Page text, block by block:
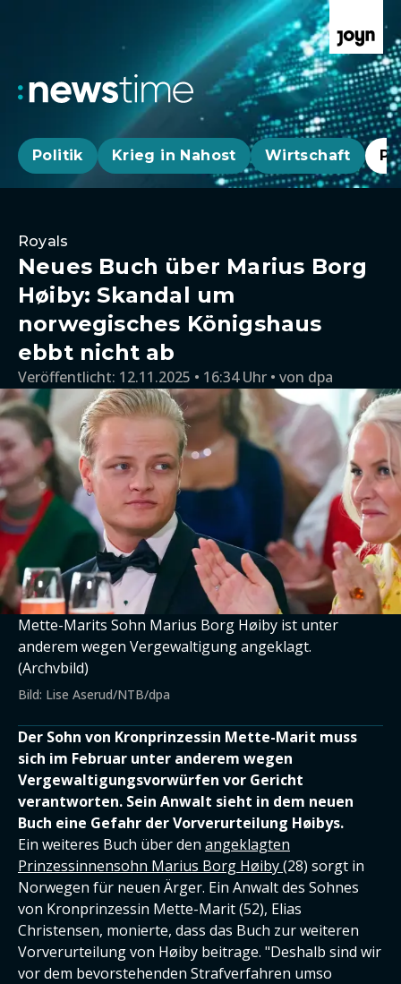
Politik Krieg in Nahost Wirtschaft
Royals
Neues Buch über Marius Borg
Høiby: Skandal um
norwegisches Königshaus
ebbt nicht ab
Veröffentlicht: 12.11.2025 • 16:34 Uhr von dpa
Mette-Marits Sohn Marius Borg Høiby ist unter
anderem wegen Vergewaltigung angeklagt.
(Archvbild)
Bild: Lise Aserud/NTB/dpa
Der Sohn von Kronprinzessin Mette-Marit muss
sich im Februar unter anderem wegen
Vergewaltigungsvorwürfen vor Gericht
verantworten. Sein Anwalt sieht in dem neuen
Buch eine Gefahr der Vorverurteilung Høibys.
Ein weiteres Buch über den angeklagten
Prinzessinnensohn Marius Borg Høiby(28) sorgt in
Norwegen für neuen Ärger. Ein Anwalt des Sohnes
von Kronprinzessin Mette-Marit (52), Elias
Christensen, monierte, dass das Buch zur weiteren
Vorverurteilung von Høiby beitrage. "Deshalb sind wir
vor dem bevorstehenden Strafverfahren umso